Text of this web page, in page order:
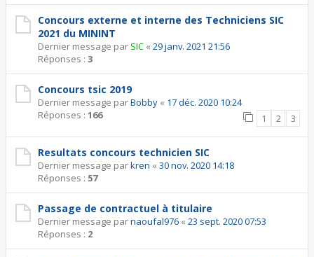
Concours externe et interne des Techniciens SIC
2021 du MININT
Dernier message par SIC « 29 janv. 2021 21:56
Réponses : 3
Concours tsic 2019
Dernier message parBobby « 17 déc. 2020 10:24
Réponses : 166 1 2 3
Resultats concours technicien SIC
Dernier message parkren « 30 nov. 2020 14:18
Réponses : 57
Passage de contractuel à titulaire
Dernier message parnaoufal976 « 23 sept. 2020 07:53
Réponses : 2